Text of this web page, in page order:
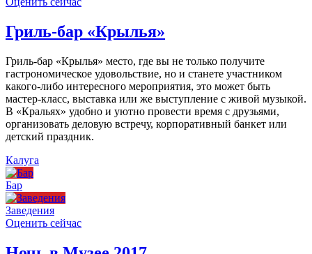
Гриль-бар «Крылья»
Гриль-бар «Крылья» место, где вы не только получите
гастрономическое удовольствие, но и станете участником
какого-либо интересного мероприятия, это может быть
мастер-класс, выставка или же выступление с живой музыкой.
В «Кральях» удобно и уютно провести время с друзьями,
организовать деловую встречу, корпоративный банкет или
детский праздник.
Калуга
Бар
Заведения
Оценить сейчас